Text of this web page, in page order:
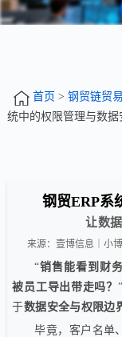
首页 > 钢贸链贸
统中的权限管理与数据
钢贸ERP系
让数
来源：壹博信息｜小博
“销售能看到财务
被员工导出带走吗？
于数据安全与权限边
毕竟，客户名单